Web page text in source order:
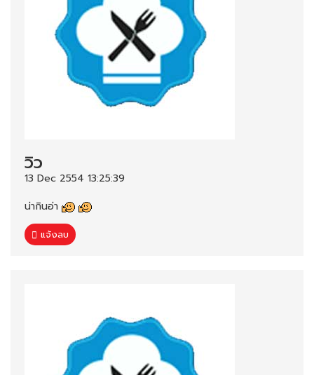
วิว
13 Dec 2554 13:25:39
น่ากินอ่า
แจ้งลบ